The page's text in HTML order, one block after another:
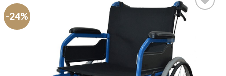
-24%